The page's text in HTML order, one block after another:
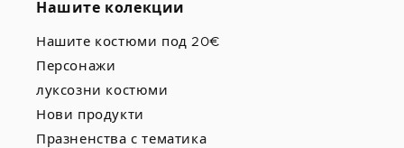
Нашите колекции
Нашите костюми под 20€
Персонажи
луксозни костюми
Нови продукти
Празненства с тематика